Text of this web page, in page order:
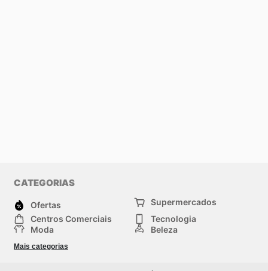
CATEGORIAS
Ofertas
Supermercados
Centros Comerciais
Tecnologia
Moda
Beleza
Construção e jardinagem
Mais categorias